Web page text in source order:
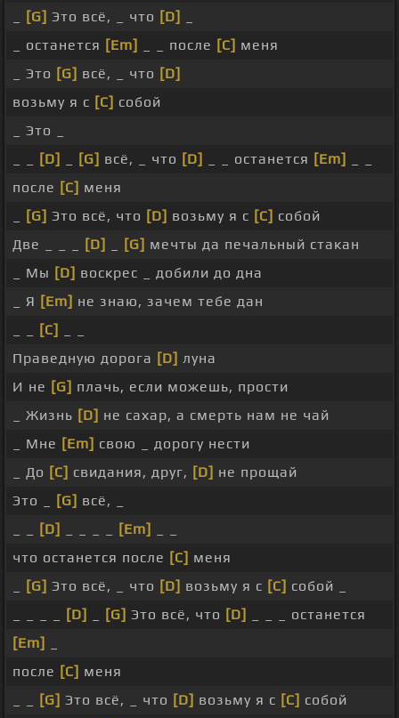
[G] Это всё, _ что [D]
_ останется [Em] _ _ после [C] меня
_ Это [G] всё, _ что [D]
возьму я с [C] собой
_ Это _
[D] [G] всё, _ что [D] _ _ останется [Em]
после [C] меня
[G] Это всё, что [D] возьму я с [C] собой
Две _ _ _
[D] [G] мечты да печальный стакан
_ Мы [D] воскрес _ добили до дна
_ Я [Em] не знаю, зачем тебе дан
[C]
Праведную дорога [D] луна
И не [G] плачь, если можешь, прости
_ Жизнь [D] не сахар, а смерть нам не чай
_ Мне [Em] свою _ дорогу нести
_ До [C] свидания, друг, [D] не прощай
Это _
[G] всё, _
[D] [Em]
что останется после [C] меня
[G] Это всё, _ что [D] возьму я с [C] собой _
[D] [G] Это всё, что [D]
_ _ _ останется
[Em]
после [C] меня
[G] Это всё, _ что [D] возьму я с [C] собой